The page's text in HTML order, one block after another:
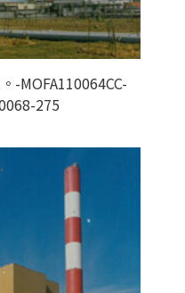
-MOFA110064CC-
275